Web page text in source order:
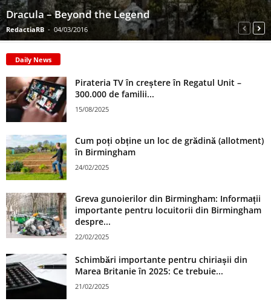
Dracula – Beyond the Legend
RedactiaRB - 04/03/2016
Daily News
Pirateria TV în creștere în Regatul Unit –
300.000 de familii...
15/08/2025
Cum poți obține un loc de grădină (allotment)
în Birmingham
24/02/2025
Greva gunoierilor din Birmingham: Informații
importante pentru locuitorii din Birmingham
despre...
22/02/2025
Schimbări importante pentru chiriașii din
Marea Britanie în 2025: Ce trebuie...
21/02/2025